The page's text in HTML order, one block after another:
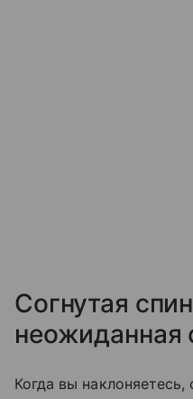
Согнутая
неожиданная
Когда вы наклоняетесь,